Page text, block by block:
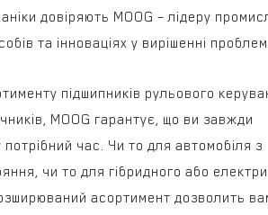
довіряють MOOG – лідеру
та інноваціях у вирішенні
підшипників рульового
MOOG гарантує, що ви завжди
час. Чи то для автомобіля з
чи то для гібридного або
асортимент дозволить